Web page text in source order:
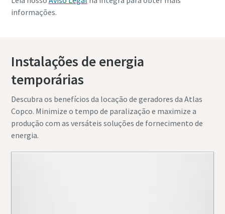
informações.
Instalações de energia
temporárias
Descubra os benefícios da locação de geradores da Atlas
Copco. Minimize o tempo de paralização e maximize a
produção com as versáteis soluções de fornecimento de
energia.